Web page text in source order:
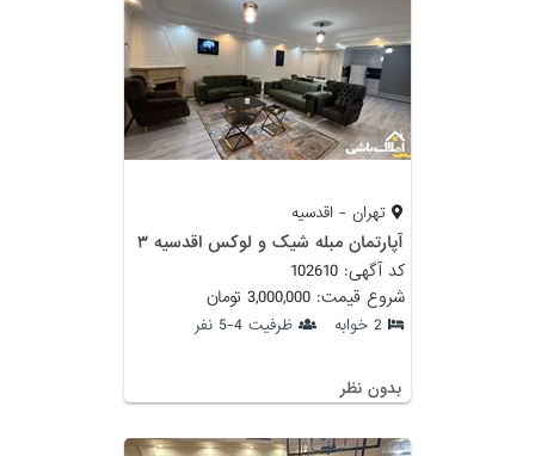
تهران - اقدسیه
آپارتمان مبله شیک و لوکس اقدسیه ۳
کد آگهی: 102610
شروع قیمت: 3,000,000 تومان
2 خوابه ظرفیت 4-5 نفر
بدون نظر